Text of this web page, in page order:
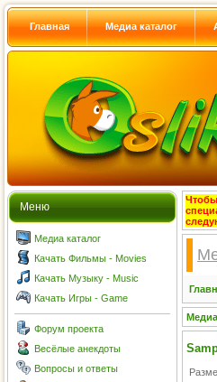
Главная Медиа каталог
Меню
Медиа каталог
Качать Фильмы - Movies
Качать Музыку - Music
Качать Игры - Game
Форум проекта
Весёлые анекдоты
Вопросы и ответы